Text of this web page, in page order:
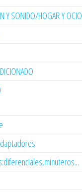
Y SONIDO/HOGAR Y OCIO